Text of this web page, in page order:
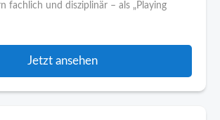
fachlich und disziplinär – als „Playing
Jetzt ansehen